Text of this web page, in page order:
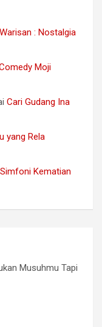
: Nostalgia
Moji
Cari Gudang Ina
yang Rela
Kematian
Musuhmu Tapi